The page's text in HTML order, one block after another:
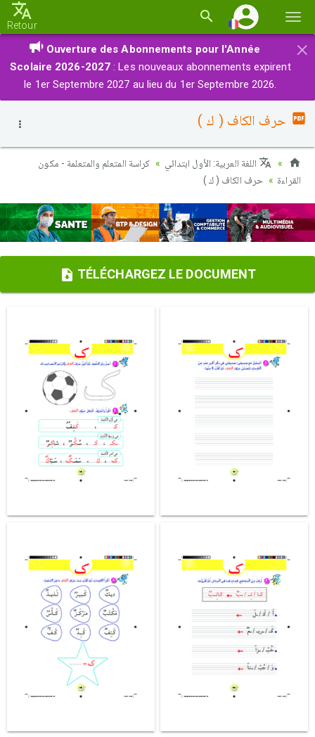
la
Retour
×
Ouverture des Abonnements pour l'Année
Scolaire 2026-2027 : Les nouveaux abonnements expirent
le 1er Septembre 2027 au lieu du 1er Septembre 2026.
حرف الكاف ( ك )
اللغة العربية: الأول ابتدائي
كراسة المتعلم والمتعلمة - مكون
القراءة
حرف الكاف ( ك )
TÉLÉCHARGEZ LE DOCUMENT